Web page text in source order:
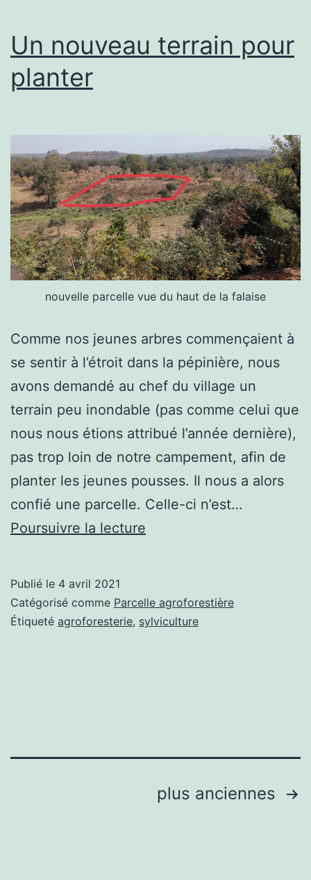
Un nouveau terrain pour
planter
nouvelle parcelle vue du haut de la falaise
Comme nos jeunes arbres commençaient à
se sentir à l’étroit dans la pépinière, nous
avons demandé au chef du village un
terrain peu inondable (pas comme celui que
nous nous étions attribué l’année dernière),
pas trop loin de notre campement, afin de
planter les jeunes pousses. Il nous a alors
confié une parcelle. Celle-ci n’est…
Poursuivre la lecture
pour
planter
Publié le 4 avril 2021
Catégorisé comme Parcelle agroforestière
Étiqueté agroforesterie, sylviculture
plus anciennes